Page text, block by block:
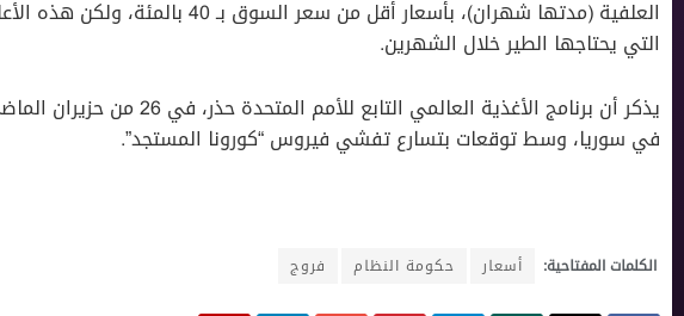
العلفية (مدتها شهران)، بأسعار أقل من سعر
التي يحتاجها الطير خلال الشهرين.
يذكر أن برنامج الأغذية العالمي
في سوريا، وسط توقعات بتسارع تفشي فيروس “كورونا المستجد”.
الكلمات المفتاحية: أسعار حكومة النظام فروج